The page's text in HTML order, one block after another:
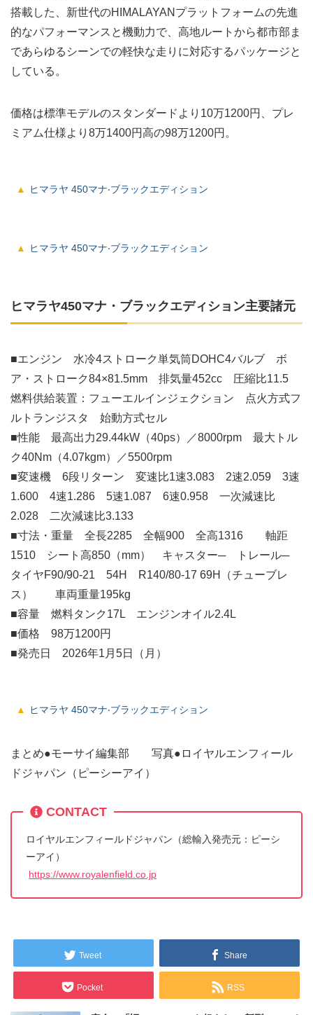
搭載した、新世代のHIMALAYANプラットフォームの先進
的なパフォーマンスと機動⼒で、⾼地ルートから都市部ま
であらゆるシーンでの軽快な走りに対応するパッケージと
している。
価格は標準モデルのスタンダードより10万1200円、プレ
ミアム仕様より8万1400円高の98万1200円。
ヒマラヤ 450マナ‧ブラックエディション
ヒマラヤ 450マナ‧ブラックエディション
ヒマラヤ450マナ・ブラックエディション主要諸元
■エンジン 水冷4ストローク単気筒DOHC4バルブ ボ
ア・ストローク84×81.5mm 排気量452cc 圧縮比11.5
燃料供給装置：フューエルインジェクション 点火方式フ
ルトランジスタ 始動方式セル
■性能 最高出力29.44kW（40ps）／8000rpm 最大トル
ク40Nm（4.07kgm）／5500rpm
■変速機 6段リターン 変速比1速3.083 2速2.059 3速
1.600 4速1.286 5速1.087 6速0.958 一次減速比
2.028 二次減速比3.133
■寸法・重量 全長2285 全幅900 全高1316 軸距
1510 シート高850（mm） キャスター─ トレール─
タイヤF90/90-21 54H R140/80-17 69H（チューブレ
ス） 車両重量195kg
■容量 燃料タンク17L エンジンオイル2.4L
■価格 98万1200円
■発売日 2026年1月5日（月）
ヒマラヤ 450マナ‧ブラックエディション
まとめ●モーサイ編集部 写真●ロイヤルエンフィール
ドジャパン（ピーシーアイ）
CONTACT
ロイヤルエンフィールドジャパン（総輸入発売元：ピーシ
ーアイ）
https://www.royalenfield.co.jp
Tweet Share
Pocket RSS